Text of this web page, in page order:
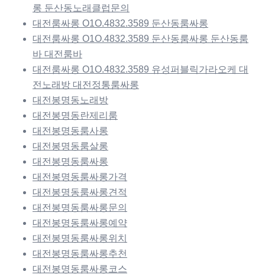
롱 둔산동노래클럽문의
대전룸싸롱 O1O.4832.3589 둔산동룸싸롱
대전룸싸롱 O1O.4832.3589 둔산동룸싸롱 둔산동룸
바 대전룸바
대전룸싸롱 O1O.4832.3589 유성퍼블릭가라오케 대
전노래방 대전정통룸싸롱
대전봉명동노래방
대전봉명동란제리룸
대전봉명동룸사롱
대전봉명동룸살롱
대전봉명동룸싸롱
대전봉명동룸싸롱가격
대전봉명동룸싸롱견적
대전봉명동룸싸롱문의
대전봉명동룸싸롱예약
대전봉명동룸싸롱위치
대전봉명동룸싸롱추천
대전봉명동룸싸롱코스